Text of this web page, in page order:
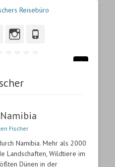
Fischers Reisebuero
in Heidenheim.
Email Instagram
Fischer
Namibia. Mehr als 2000
Landschaften, Wildtiere im
Dünen in der